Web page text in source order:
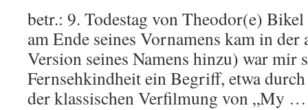
betr.: 9. Todestag von Theodor(e)
am Ende seines Vornamens kam in
Version seines Namens hinzu) war mir
Fernsehkindheit ein Begriff, etwa
der klassischen Verfilmung von „My